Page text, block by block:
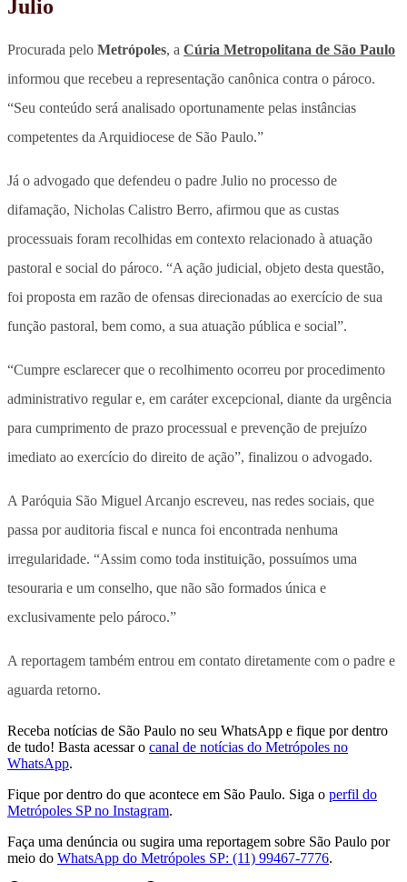
Julio
Procurada pelo Metrópoles, a Cúria Metropolitana de São Paulo
informou que recebeu a representação canônica contra o pároco.
“Seu conteúdo será analisado oportunamente pelas instâncias
competentes da Arquidiocese de São Paulo.”
Já o advogado que defendeu o padre Julio no processo de
difamação, Nicholas Calistro Berro, afirmou que as custas
processuais foram recolhidas em contexto relacionado à atuação
pastoral e social do pároco. “A ação judicial, objeto desta questão,
foi proposta em razão de ofensas direcionadas ao exercício de sua
função pastoral, bem como, a sua atuação pública e social”.
“Cumpre esclarecer que o recolhimento ocorreu por procedimento
administrativo regular e, em caráter excepcional, diante da urgência
para cumprimento de prazo processual e prevenção de prejuízo
imediato ao exercício do direito de ação”, finalizou o advogado.
A Paróquia São Miguel Arcanjo escreveu, nas redes sociais, que
passa por auditoria fiscal e nunca foi encontrada nenhuma
irregularidade. “Assim como toda instituição, possuímos uma
tesouraria e um conselho, que não são formados única e
exclusivamente pelo pároco.”
A reportagem também entrou em contato diretamente com o padre e
aguarda retorno.
Receba notícias de São Paulo no seu WhatsApp e fique por dentro
de tudo! Basta acessar o canal de notícias do Metrópoles no
WhatsApp.
Fique por dentro do que acontece em São Paulo. Siga o perfil do
Metrópoles SP no Instagram.
Faça uma denúncia ou sugira uma reportagem sobre São Paulo por
meio do WhatsApp do Metrópoles SP: (11) 99467-7776.